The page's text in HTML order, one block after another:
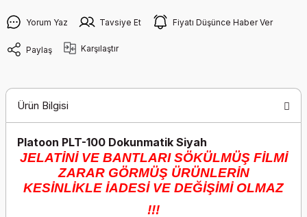
Yorum Yaz Tavsiye Et Fiyatı Düşünce Haber Ver
Paylaş Karşılaştır
Ürün Bilgisi
Platoon PLT-100 Dokunmatik Siyah
JELATİNİ VE BANTLARI SÖKÜLMÜŞ FİLMİ
ZARAR GÖRMÜŞ ÜRÜNLERİN
KESİNLİKLE İADESİ VE DEĞİŞİMİ OLMAZ
!!!